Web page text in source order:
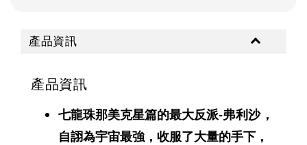
產品資訊
產品資訊
七龍珠那美克星篇的最大反派-弗利沙，
自詡為宇宙最強，收服了大量的手下，